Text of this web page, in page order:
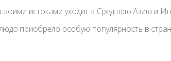
истоками уходит в Среднюю Азию и
приобрело особую популярность в